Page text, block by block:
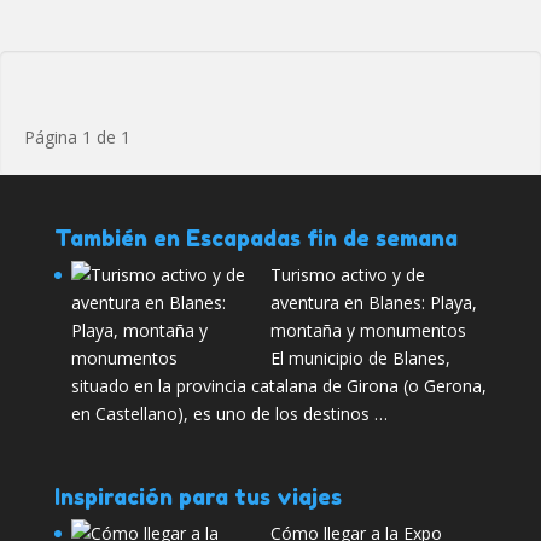
Página 1 de 1
También en Escapadas fin de semana
Turismo activo y de
aventura en Blanes: Playa,
montaña y monumentos
El municipio de Blanes,
situado en la provincia catalana de Girona (o Gerona,
en Castellano), es uno de los destinos …
Inspiración para tus viajes
Cómo llegar a la Expo